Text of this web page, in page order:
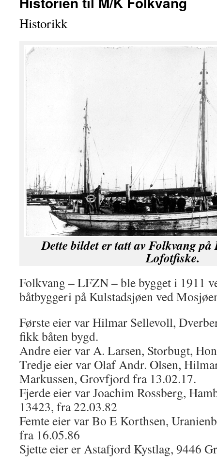
Historikk
Dette bildet er tatt av Folkvang på
Lofotfiske.
Folkvang – LFZN – ble bygget i 1911
båtbyggeri på Kulstadsjøen ved
Første eier var Hilmar Sellevoll,
fikk båten bygd.
Andre eier var A. Larsen, Storbugt,
Tredje eier var Olaf Andr. Olsen,
Markussen, Grovfjord fra 13.02.17.
Fjerde eier var Joachim Rossberg,
13423, fra 22.03.82
Femte eier var Bo E Korthsen,
fra 16.05.86
Sjette eier er Astafjord Kystlag, 9446